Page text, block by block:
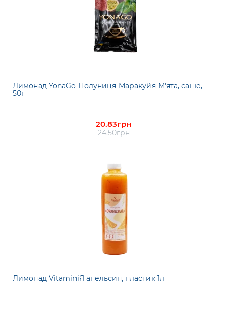
Лимонад YonaGo Полуниця-Маракуйя-М'ята, саше,
50г
20.83грн
24.50грн
Лимонад VitaminiЯ апельсин, пластик 1л